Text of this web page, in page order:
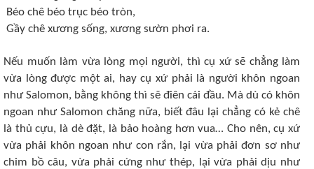
Béo chê béo trục béo tròn,
Gầy chê xương sống, xương sườn phơi ra.
Nếu muốn làm vừa lòng mọi người, thì cụ xứ sẽ chẳng làm
vừa lòng được một ai, hay cụ xứ phải là người khôn ngoan
như Salomon, bằng không thì sẽ điên cái đầu. Mà dù có khôn
ngoan như Salomon chăng nữa, biết đâu lại chẳng có kẻ chê
là thủ cựu, là dè đặt, là bảo hoàng hơn vua… Cho nên, cụ xứ
vừa phải khôn ngoan như con rắn, lại vừa phải đơn sơ như
chim bồ câu, vừa phải cứng như thép, lại vừa phải dịu như